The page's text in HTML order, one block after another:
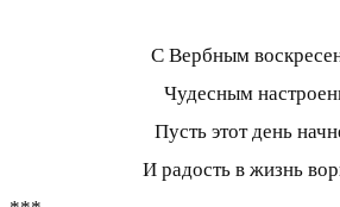
С Вербным
Чудесным
Пусть этот день
И радость в жизнь